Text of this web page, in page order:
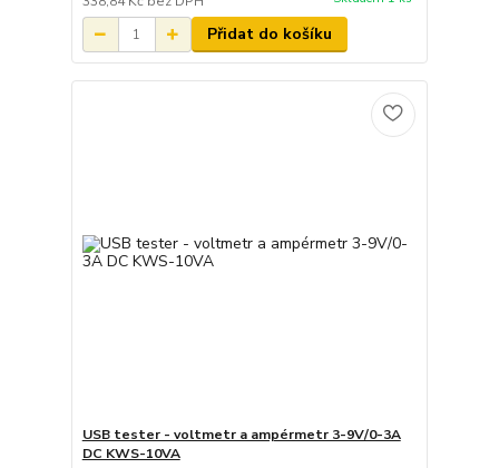
Přidat do košíku
USB tester - voltmetr a ampérmetr 3-9V/0-3A
DC KWS-10VA